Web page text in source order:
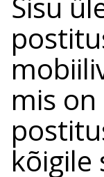
mis
kõigile